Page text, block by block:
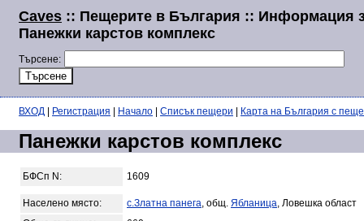
Caves :: Пещерите в България :: Информация
Панежки карстов комплекс
Търсене:
ВХОД Регистрация Начало Списък пещери Карта на България с
Панежки карстов комплекс
БФСп N: 1609
Населено място: с.Златна панега, общ. Ябланица, Ловешка област